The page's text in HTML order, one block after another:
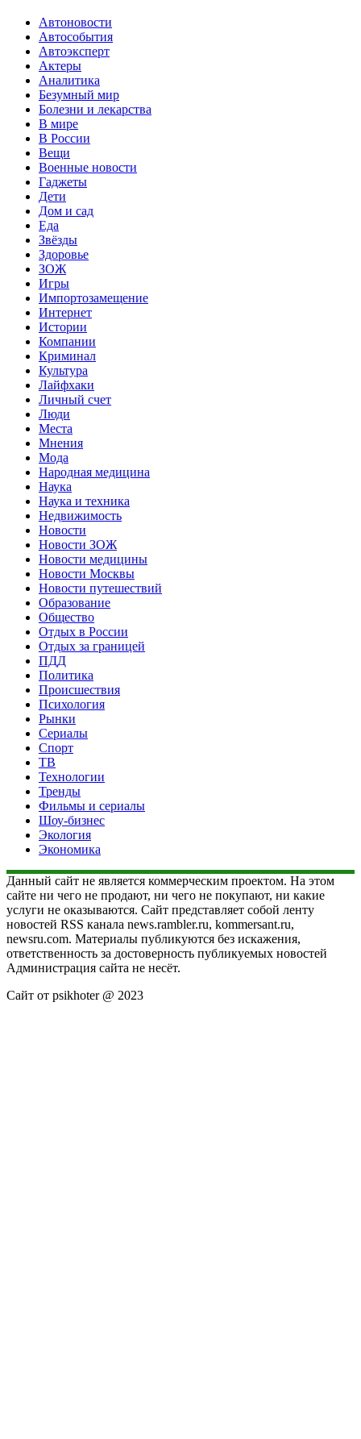
Автоновости
Автособытия
Автоэксперт
Актеры
Аналитика
Безумный мир
Болезни и лекарства
В мире
В России
Вещи
Военные новости
Гаджеты
Дети
Дом и сад
Еда
Звёзды
Здоровье
ЗОЖ
Игры
Импортозамещение
Интернет
Истории
Компании
Криминал
Культура
Лайфхаки
Личный счет
Люди
Места
Мнения
Мода
Народная медицина
Наука
Наука и техника
Недвижимость
Новости
Новости ЗОЖ
Новости медицины
Новости Москвы
Новости путешествий
Образование
Общество
Отдых в России
Отдых за границей
ПДД
Политика
Происшествия
Психология
Рынки
Сериалы
Спорт
ТВ
Технологии
Тренды
Фильмы и сериалы
Шоу-бизнес
Экология
Экономика
Данный сайт не является коммерческим проектом. На этом
сайте ни чего не продают, ни чего не покупают, ни какие
услуги не оказываются. Сайт представляет собой ленту
новостей RSS канала news.rambler.ru, kommersant.ru,
newsru.com. Материалы публикуются без искажения,
ответственность за достоверность публикуемых новостей
Администрация сайта не несёт.
Сайт от psikhoter @ 2023